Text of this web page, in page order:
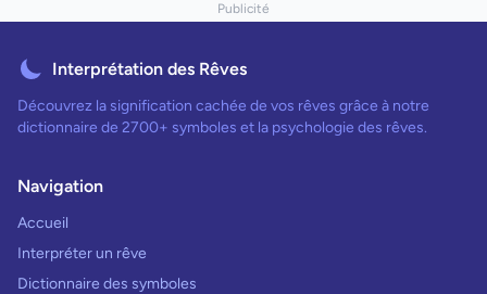
Publicité
Interprétation des Rêves
Découvrez la signification cachée de vos rêves grâce à notre
dictionnaire de 2700+ symboles et la psychologie des rêves.
Navigation
Accueil
Interpréter un rêve
Dictionnaire des symboles